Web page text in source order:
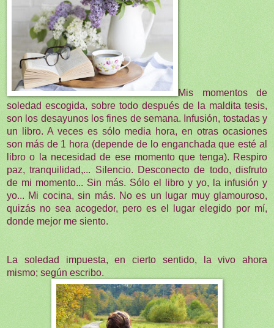
Mis momentos de
soledad escogida, sobre todo después de la maldita tesis,
son los desayunos los fines de semana. Infusión, tostadas y
un libro. A veces es sólo media hora, en otras ocasiones
son más de 1 hora (depende de lo enganchada que esté al
libro o la necesidad de ese momento que tenga). Respiro
paz, tranquilidad,... Silencio. Desconecto de todo, disfruto
de mi momento... Sin más. Sólo el libro y yo, la infusión y
yo... Mi cocina, sin más. No es un lugar muy glamouroso,
quizás no sea acogedor, pero es el lugar elegido por mí,
donde mejor me siento.
La soledad impuesta, en cierto sentido, la vivo ahora
mismo; según escribo.